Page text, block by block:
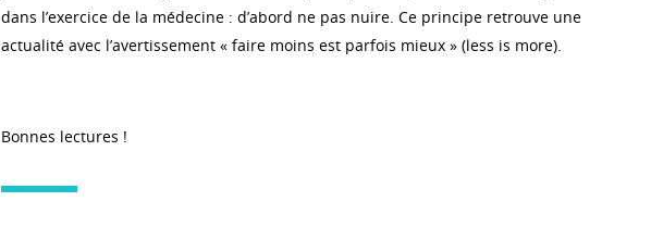
dans l’exercice de la médecine : d’abord ne pas nuire. Ce principe retrouve une
actualité avec l’avertissement « faire moins est parfois mieux » (less is more).
Bonnes lectures !